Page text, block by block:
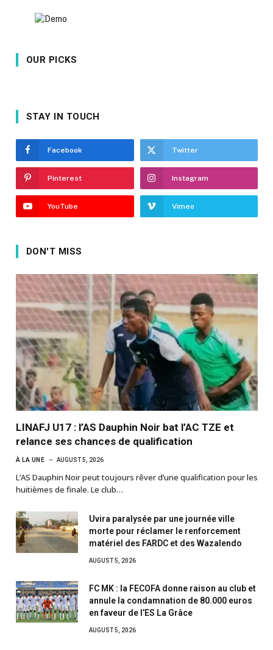
OUR PICKS
STAY IN TOUCH
Facebook Twitter
Pinterest Instagram
YouTube Vimeo
DON'T MISS
LINAFJ U17 : l’AS Dauphin Noir bat l’AC TZE et
relance ses chances de qualification
À LA UNE AUGUST 5, 2026
L’AS Dauphin Noir peut toujours rêver d’une qualification pour les
huitièmes de finale. Le club…
Uvira paralysée par une journée ville
morte pour réclamer le renforcement
matériel des FARDC et des Wazalendo
AUGUST 5, 2026
FC MK : la FECOFA donne raison au club et
annule la condamnation de 80.000 euros
en faveur de l’ES La Grâce
AUGUST 5, 2026